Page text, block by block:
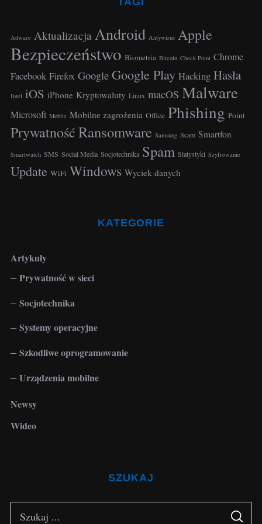
Adware Aktualizacja Android Antywirus Apple
Bezpieczeństwo Biometria Bitcoin Check Point Chrome
Facebook Firefox Google Google Play Hacking Hasła
Intel iOS iPhone Kryptowaluty Linux macOS Malware
Microsoft Mobile Mobilne zagrożenia Office Phishing Point
PrywatnośćRansomware Samsung Scam Smartfon
Smartwatch SMS Social Media Socjotechnika Spam Statystyki Szyfrowanie
Update WiFi Windows Wyciek danych
KATEGORIE
Artykuły
Prywatność w sieci
Socjotechnika
Systemy operacyjne
Szkodliwe oprogramowanie
Urządzenia mobilne
Newsy
Wideo
SZUKAJ
S
h
f
o
r
: